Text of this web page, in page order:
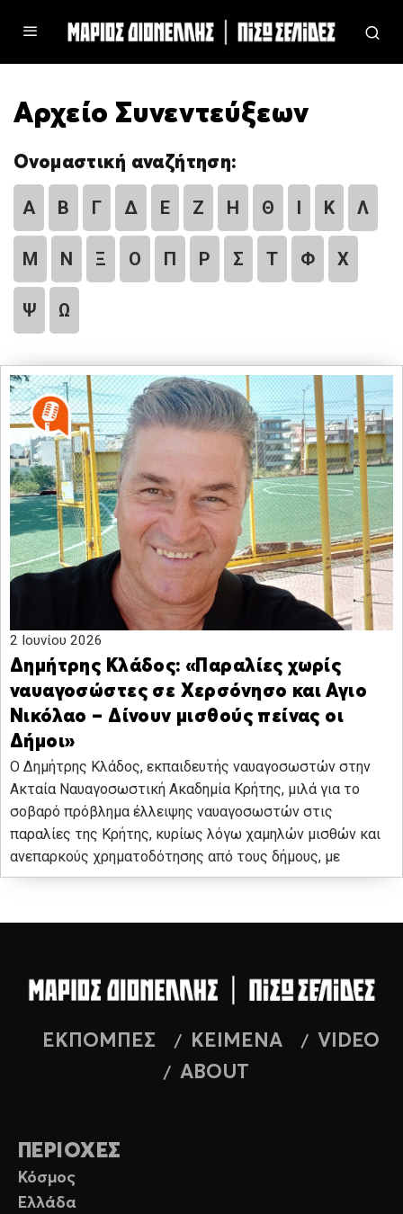
Αρχείο Συνεντεύξεων
Ονομαστική αναζήτηση:
Α Β Γ Δ Ε Ζ Η Θ Ι Κ Λ
Μ Ν Ξ Ο Π Ρ Σ Τ Φ Χ
Ψ Ω
2 Ιουνίου 2026
Δημήτρης Κλάδος: «Παραλίες χωρίς
ναυαγοσώστες σε Χερσόνησο και Αγιο
Νικόλαο – Δίνουν μισθούς πείνας οι
Δήμοι»
Ο Δημήτρης Κλάδος, εκπαιδευτής ναυαγοσωστών στην
Ακταία Ναυαγοσωστική Ακαδημία Κρήτης, μιλά για το
σοβαρό πρόβλημα έλλειψης ναυαγοσωστών στις
παραλίες της Κρήτης, κυρίως λόγω χαμηλών μισθών και
ανεπαρκούς χρηματοδότησης από τους δήμους, με
ΕΚΠΟΜΠΕΣ ΚΕΙΜΕΝΑ
VIDEO
ABOUT
ΠΕΡΙΟΧΕΣ
Κόσμος
Ελλάδα